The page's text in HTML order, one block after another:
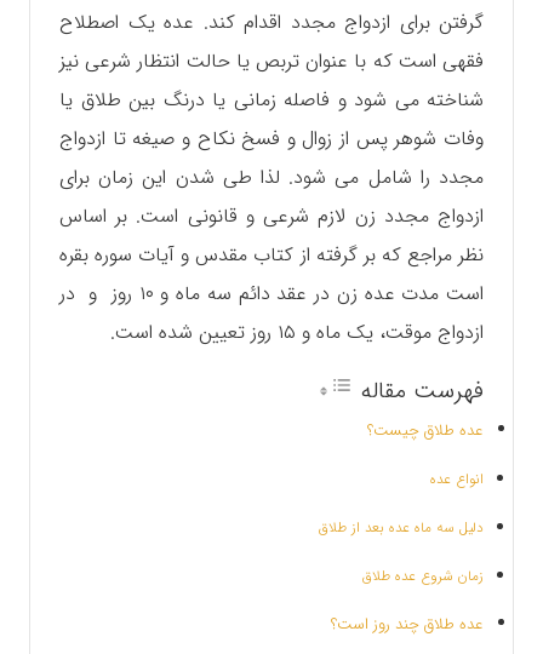
گرفتن برای ازدواج مجدد اقدام کند. عده یک اصطلاح
فقهی است که با عنوان تربص یا حالت انتظار شرعی نیز
شناخته می شود و فاصله زمانی یا درنگ بین طلاق یا
وفات شوهر پس از زوال و فسخ نکاح و صیغه تا ازدواج
مجدد را شامل می شود. لذا طی شدن این زمان برای
ازدواج مجدد زن لازم شرعی و قانونی است. بر اساس
نظر مراجع که بر گرفته از کتاب مقدس و آیات سوره بقره
است مدت عده زن در عقد دائم سه ماه و ۱۰ روز و در
ازدواج موقت، یک ماه و ۱۵ روز تعیین شده است.
فهرست مقاله
عده طلاق چیست؟
انواع عده
دلیل سه ماه عده بعد از طلاق
زمان شروع عده طلاق
عده طلاق چند روز است؟